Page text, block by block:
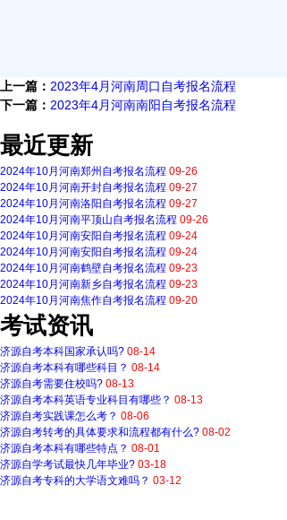
上一篇： 2023年4月河南周口自考报名流程
下一篇： 2023年4月河南南阳自考报名流程
最近更新
2024年10月河南郑州自考报名流程 09-26
2024年10月河南开封自考报名流程 09-27
2024年10月河南洛阳自考报名流程 09-27
2024年10月河南平顶山自考报名流程 09-26
2024年10月河南安阳自考报名流程 09-24
2024年10月河南安阳自考报名流程 09-24
2024年10月河南鹤壁自考报名流程 09-23
2024年10月河南新乡自考报名流程 09-23
2024年10月河南焦作自考报名流程 09-20
考试资讯
济源自考本科国家承认吗? 08-14
济源自考本科有哪些科目？ 08-14
济源自考需要住校吗? 08-13
济源自考本科英语专业科目有哪些？ 08-13
济源自考实践课怎么考？ 08-06
济源自考转考的具体要求和流程都有什么? 08-02
济源自考本科有哪些特点？ 08-01
济源自学考试最快几年毕业? 03-18
济源自考专科的大学语文难吗？ 03-12